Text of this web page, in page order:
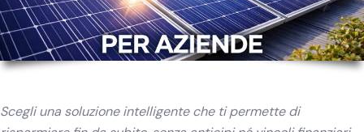
Scegli una soluzione intelligente che ti permette di